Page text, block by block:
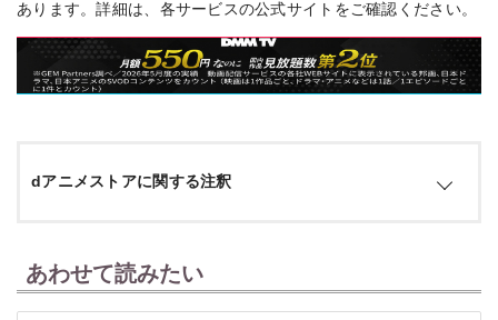
あります。詳細は、各サービスの公式サイトをご確認ください。
dアニメストアに関する注釈
料金が発生します。別途通信料その他レンタル料金等サービスによっては別料
金が発生します。
※2 dアカウント：ドコモの回線契約またはspモード契約がない場合は「dアカ
あわせて読みたい